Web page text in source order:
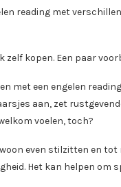
reading met
zelf kopen. Een paar
met een engelen
aan, zet
voelen, toch?
even stilzitten en
Het kan helpen